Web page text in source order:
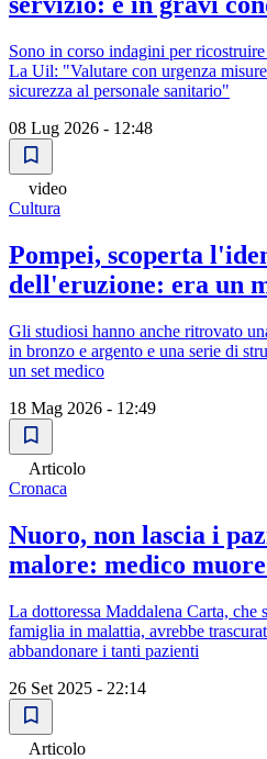
Sono in corso indagini per
La Uil: "Valutare con urgenza
sicurezza al personale sanitario"
08 Lug 2026 - 12:48
video
Cultura
Pompei, scoperta
dell'eruzione: era un
Gli studiosi hanno anche ritrovato
in bronzo e argento e una serie di
un set medico
18 Mag 2026 - 12:49
Articolo
Cronaca
Nuoro, non lascia i
malore: medico
La dottoressa Maddalena Carta,
famiglia in malattia, avrebbe
abbandonare i tanti pazienti
26 Set 2025 - 22:14
Articolo